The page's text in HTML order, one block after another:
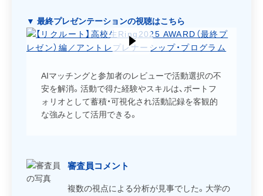
▼ 最終プレゼンテーションの視聴はこちら
AIマッチングと参加者のレビューで活動選択の不
安を解消。活動で得た経験やスキルは、ポートフ
ォリオとして蓄積・可視化され活動記録を客観的
な強みとして活用できる。
審査員コメント
複数の視点による分析が見事でした。大学の